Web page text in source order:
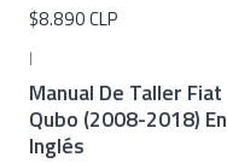
$8.890 CLP
|
Manual De Taller Fiat
Qubo (2008-2018) En
Inglés